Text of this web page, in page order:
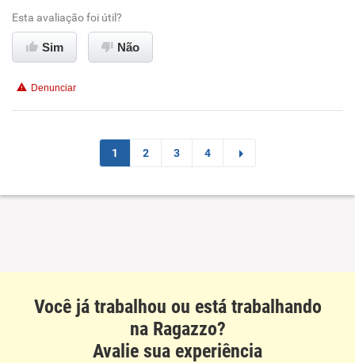
Ambiente de trabalho
Benefícios
Recomenda esta empresa
Esta avaliação foi útil?
Sim Não
Denunciar
1 2 3 4
Você já trabalhou ou está trabalhando
na Ragazzo?
Avalie sua experiência